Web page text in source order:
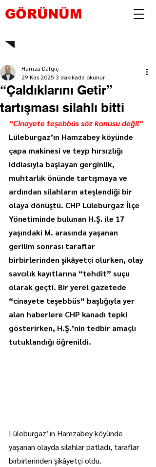
GÖRÜNÜM
“Çaldıklarını Getir”
tartışması silahlı bitti
Hamza Dalgıç
29 Kas 2025 3 dakikada okunur
“Cinayete teşebbüs söz konusu değil"
Lüleburgaz’ın Hamzabey köyünde
çapa makinesi ve teyp hırsızlığı
iddiasıyla başlayan gerginlik,
muhtarlık önünde tartışmaya ve
ardından silahların ateşlendiği bir
olaya dönüştü. CHP Lüleburgaz İlçe
Yönetiminde bulunan H.Ş. ile 17
yaşındaki M. arasında yaşanan
gerilim sonrası taraflar
birbirlerinden şikâyetçi olurken, olay
savcılık kayıtlarına “tehdit” suçu
olarak geçti. Bir yerel gazetede
“cinayete teşebbüs” başlığıyla yer
alan haberlere CHP kanadı tepki
gösterirken, H.Ş.’nin tedbir amaçlı
tutuklandığı öğrenildi.
Lüleburgaz’ın Hamzabey köyünde
yaşanan olayda silahlar patladı, taraflar
birbirlerinden şikâyetçi oldu.